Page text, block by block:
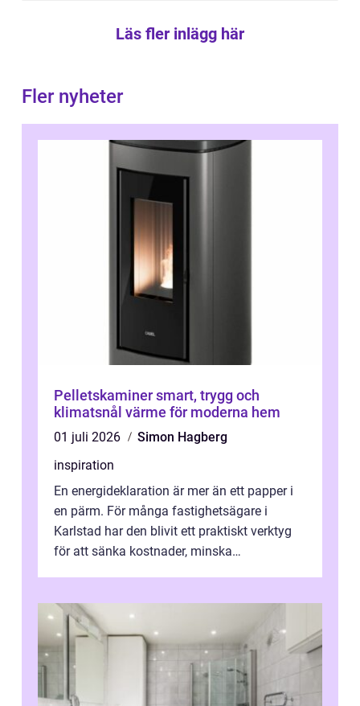
Läs fler inlägg här
Fler nyheter
Pelletskaminer smart, trygg och
klimatsnål värme för moderna hem
01 juli 2026
Simon Hagberg
inspiration
En energideklaration är mer än ett papper i
en pärm. För många fastighetsägare i
Karlstad har den blivit ett praktiskt verktyg
för att sänka kostnader, minska